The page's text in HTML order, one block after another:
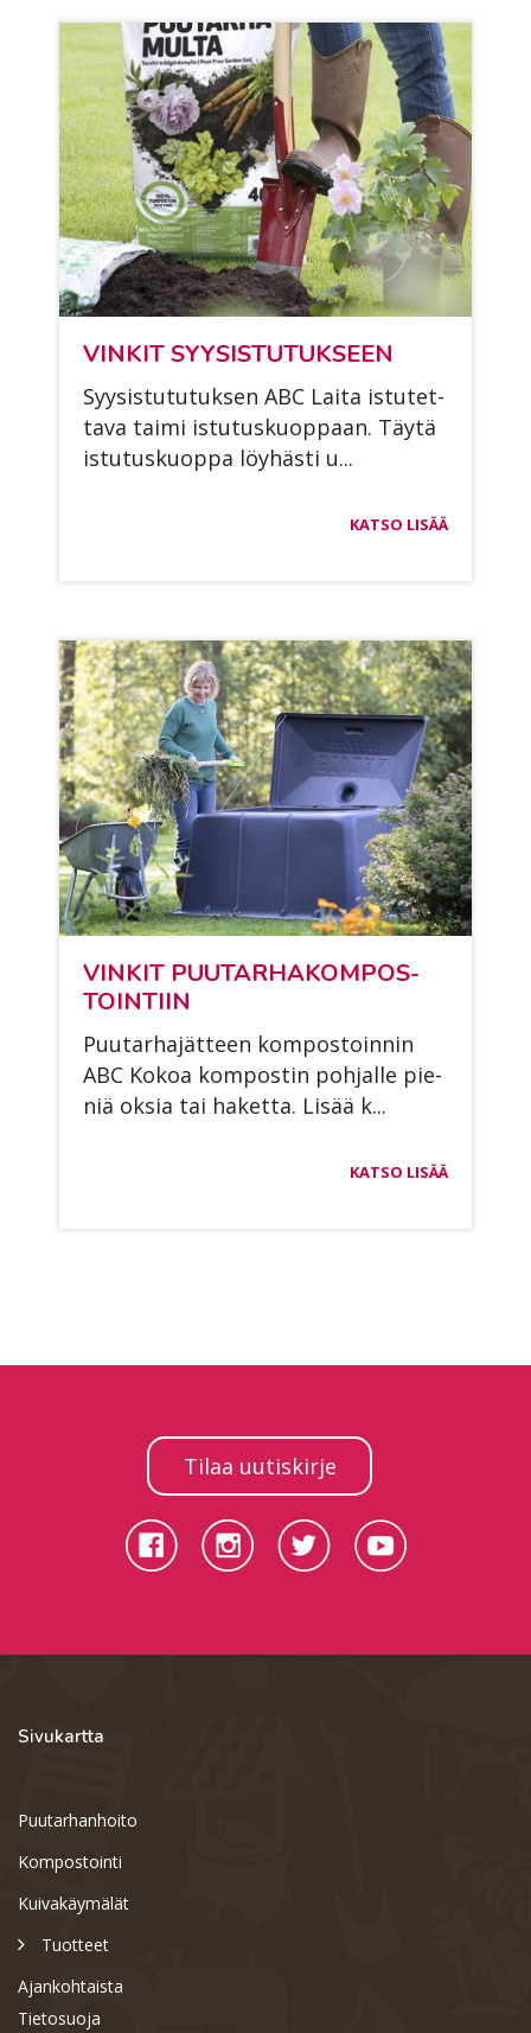
VIN­KIT SYY­SIS­TU­TUK­SEEN
Syy­sis­tu­tu­tuk­sen ABC Lai­ta is­tu­tet­
ta­va tai­mi is­tu­tus­kuop­paan. Täy­tä
is­tu­tus­kuop­pa löy­häs­ti u...
KATSO LISÄÄ
VIN­KIT PUU­TAR­HA­KOM­POS­
TOIN­TIIN
Puu­tar­ha­jät­teen kom­pos­toin­nin
ABC Ko­koa kom­pos­tin poh­jal­le pie­
niä ok­sia tai ha­ket­ta. Li­sää k...
KATSO LISÄÄ
Tilaa uutiskirje
Sivukartta
Puutarhanhoito
Kompostointi
Kuivakäymälät
Tuotteet
Ajankohtaista
Tietosuoja